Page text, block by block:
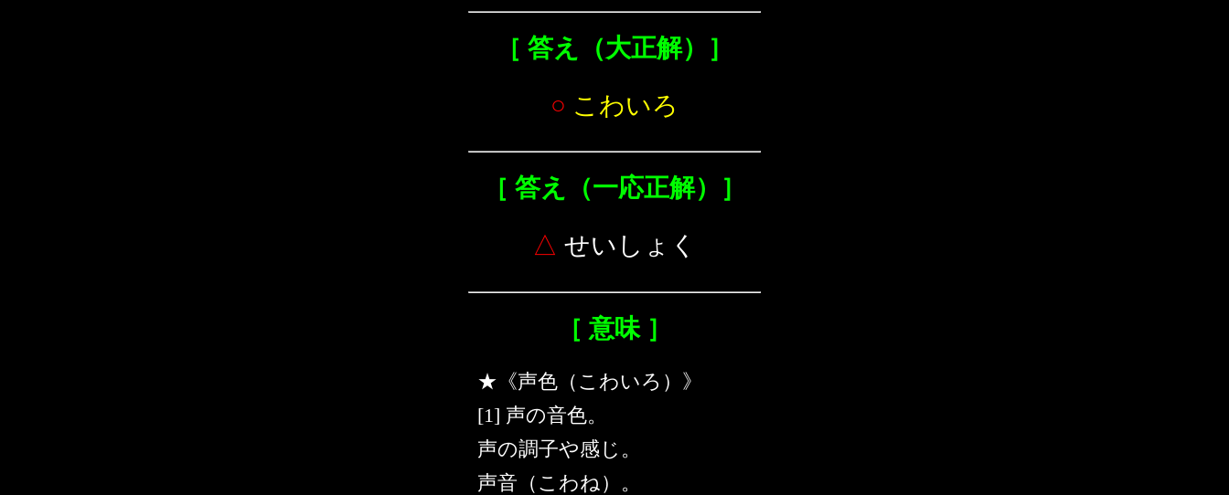
［ 答え（大正解）］
○ こわいろ
［ 答え（一応正解）］
△ せいしょく
［ 意味 ］
★《声色（こわいろ）》
[1] 声の音色。
声の調子や感じ。
声音（こわね）。